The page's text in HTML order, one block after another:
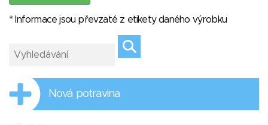
* Informace jsou převzaté z etikety daného výrobku
Nová potravina